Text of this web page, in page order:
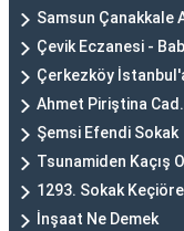
Samsun Çanakkale
Çevik Eczanesi -
Çerkezköy
Ahmet Piriştina Cad.
Şemsi Efendi Sokak
Tsunamiden Kaçış
1293. Sokak
İnşaat Ne Demek